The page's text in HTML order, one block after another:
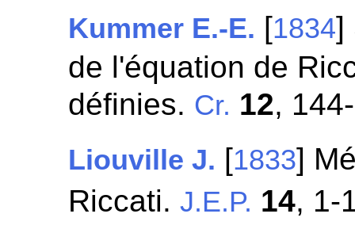
Kummer E.-E. [1834]
de l'équation de
définies. Cr. 12,
Liouville J. [1833]
Riccati.J.E.P. 14, 1-